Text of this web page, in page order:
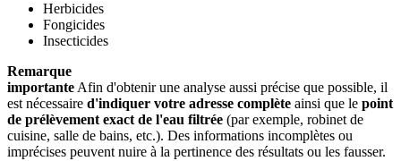
Herbicides
Fongicides
Insecticides
Remarque
importanteAfin d'obtenir une analyse aussi précise que possible, il
est nécessaire d'indiquer votre adresse complète ainsi que le point
de prélèvement exact de l'eau filtrée (par exemple, robinet de
cuisine, salle de bains, etc.). Des informations incomplètes ou
imprécises peuvent nuire à la pertinence des résultats ou les fausser.